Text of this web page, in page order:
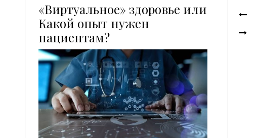
«Виртуальное» здоровье или
Какой опыт нужен
пациентам?P